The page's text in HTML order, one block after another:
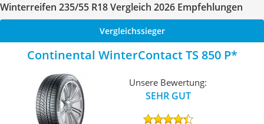
Winterreifen 235/55 R18 Vergleich 2026 Empfehlungen
Vergleichssieger
Continental WinterContact TS 850 P
Unsere Bewertung:
SEHR GUT